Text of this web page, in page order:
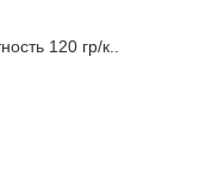
120 гр/к..